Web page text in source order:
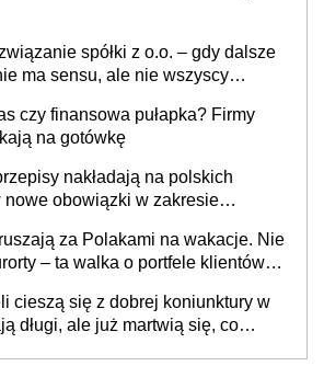
spółki z o.o. – gdy dalsze
ma sensu, ale nie wszyscy
czy finansowa pułapka? Firmy
na gotówkę
nakładają na polskich
nowe obowiązki w zakresie
za Polakami na wakacje. Nie
– ta walka o portfele klientów
cieszą się z dobrej koniunktury w
długi, ale już martwią się, co